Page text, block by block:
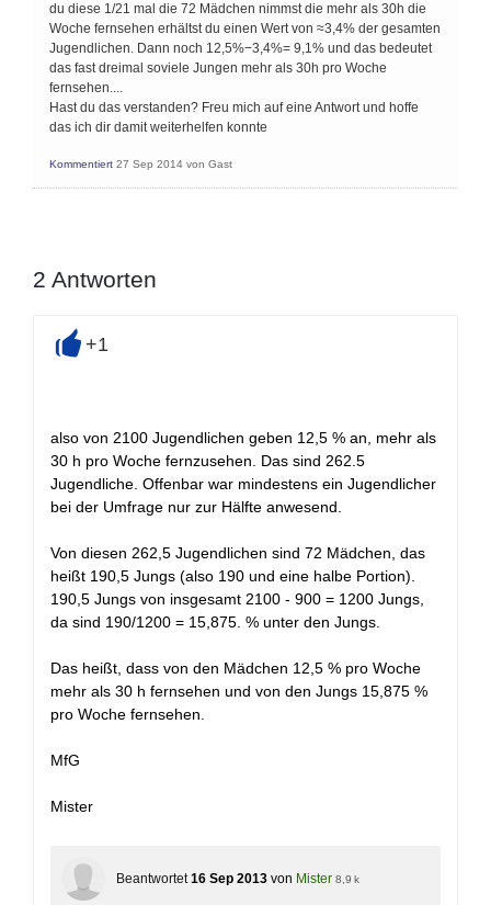
du diese 1/21 mal die 72 Mädchen nimmst die mehr als 30h die
Woche fernsehen erhältst du einen Wert von ≈3,4% der gesamten
Jugendlichen. Dann noch 12,5%−3,4%= 9,1% und das bedeutet
das fast dreimal soviele Jungen mehr als 30h pro Woche
fernsehen....
Hast du das verstanden? Freu mich auf eine Antwort und hoffe
das ich dir damit weiterhelfen konnte
Kommentiert 27 Sep 2014 von Gast
2 Antworten
+1
also von 2100 Jugendlichen geben 12,5 % an, mehr als
30 h pro Woche fernzusehen. Das sind 262.5
Jugendliche. Offenbar war mindestens ein Jugendlicher
bei der Umfrage nur zur Hälfte anwesend.
Von diesen 262,5 Jugendlichen sind 72 Mädchen, das
heißt 190,5 Jungs (also 190 und eine halbe Portion).
190,5 Jungs von insgesamt 2100 - 900 = 1200 Jungs,
da sind 190/1200 = 15,875. % unter den Jungs.
Das heißt, dass von den Mädchen 12,5 % pro Woche
mehr als 30 h fernsehen und von den Jungs 15,875 %
pro Woche fernsehen.
MfG
Mister
Beantwortet 16 Sep 2013 von Mister 8,9 k